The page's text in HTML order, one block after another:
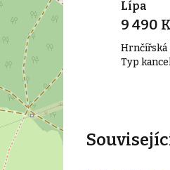
m²
Lípa
9 490
Hrnčířská
Typ